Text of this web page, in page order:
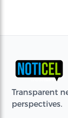
Transparent
perspectives.